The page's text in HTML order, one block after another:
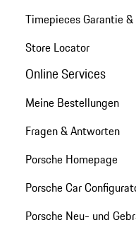
Timepieces Garantie &
Store Locator
Online Services
Meine Bestellungen
Fragen & Antworten
Porsche Homepage
Porsche Car
Porsche Neu- und